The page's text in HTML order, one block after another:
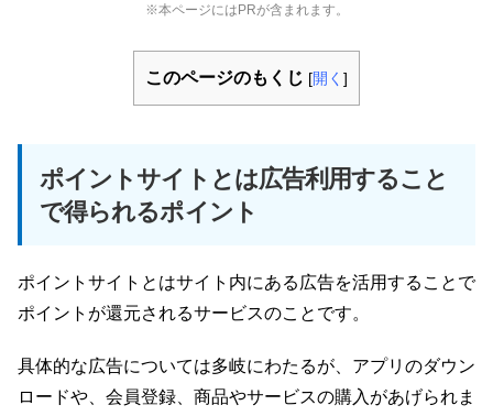
※本ページにはPRが含まれます。
このページのもくじ [開く ]
ポイントサイトとは広告利用すること
で得られるポイント
ポイントサイトとはサイト内にある広告を活用することで
ポイントが還元されるサービスのことです。
具体的な広告については多岐にわたるが、アプリのダウン
ロードや、会員登録、商品やサービスの購入があげられま